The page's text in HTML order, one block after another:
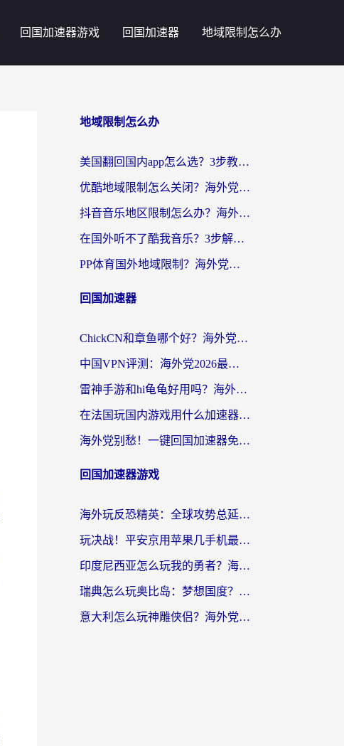
回国加速器游戏 回国加速器 地域限制怎么办
地域限制怎么办
美国翻回国内app怎么选？3步教你无缝刷剧、登12123、访问国内网站
优酷地域限制怎么关闭？海外党亲测有效的追剧加速器选择指南
抖音音乐地区限制怎么办？海外党亲测有效的听歌自由指南
在国外听不了酷我音乐？3步解除手机酷我音乐海外限制，附实测好用加速器
PP体育国外地域限制？海外党看球终极方案：从欧洲杯到奥运会，中文解说不卡顿！
回国加速器
ChickCN和章鱼哪个好？海外党选回国加速器的3个关键维度 + 实用避坑指南
中国VPN评测：海外党2026最全回国加速器选择指南，告别地区限制不踩坑
雷神手游和hi龟龟好用吗？海外党亲测3款回国加速器，教你选对国外到国内加速器
在法国玩国内游戏用什么加速器？2026实测解决延迟卡顿的实用指南
海外党别愁！一键回国加速器免费版怎么选？从踩坑到流畅访问的全攻略
回国加速器游戏
海外玩反恐精英：全球攻势总延迟？从瑞典玩神武4到外国玩黎明觉醒，选对加速器才是关键！
玩决战！平安京用苹果几手机最好？海外党必看的设备+加速器双攻略
印度尼西亚怎么玩我的勇者？海外党国服游戏加速避坑指南（附实况五行师解决方案）
瑞典怎么玩奥比岛：梦想国度？海外党亲测有效的国服游戏加速全攻略
意大利怎么玩神雕侠侣？海外党国服游戏加速终极指南（附欧洲玩王者王国保卫战4不卡技巧）